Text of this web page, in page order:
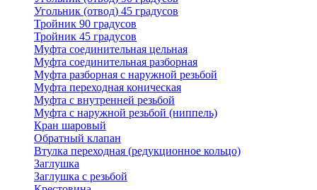
Угольник (отвод) 45 градусов
Тройник 90 градусов
Тройник 45 градусов
Муфта соединительная цельная
Муфта соединительная разборная
Муфта разборная с наружной резьбой
Муфта переходная коническая
Муфта с внутренней резьбой
Муфта с наружной резьбой (ниппель)
Кран шаровый
Обратный клапан
Втулка переходная (редукционное кольцо)
Заглушка
Заглушка с резьбой